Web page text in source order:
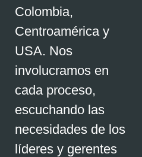
Colombia,
Centroamérica y
USA. Nos
involucramos en
cada proceso,
escuchando las
necesidades de los
líderes y gerentes